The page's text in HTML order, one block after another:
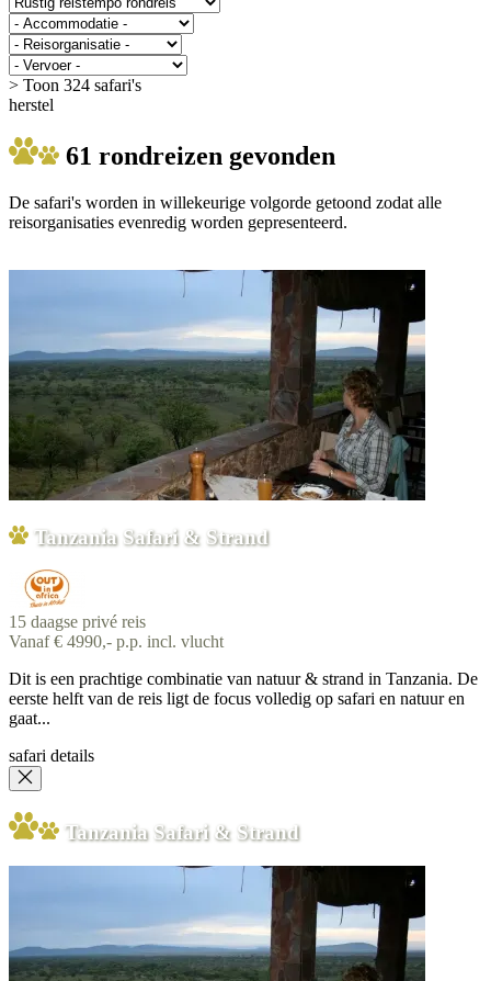
> Toon 324 safari's
herstel
61 rondreizen gevonden
De safari's worden in willekeurige volgorde getoond zodat alle
reisorganisaties evenredig worden gepresenteerd.
Tanzania Safari & Strand
15 daagse privé reis
Vanaf € 4990,- p.p. incl. vlucht
Dit is een prachtige combinatie van natuur & strand in Tanzania. De
eerste helft van de reis ligt de focus volledig op safari en natuur en
gaat...
safari details
Tanzania Safari & Strand